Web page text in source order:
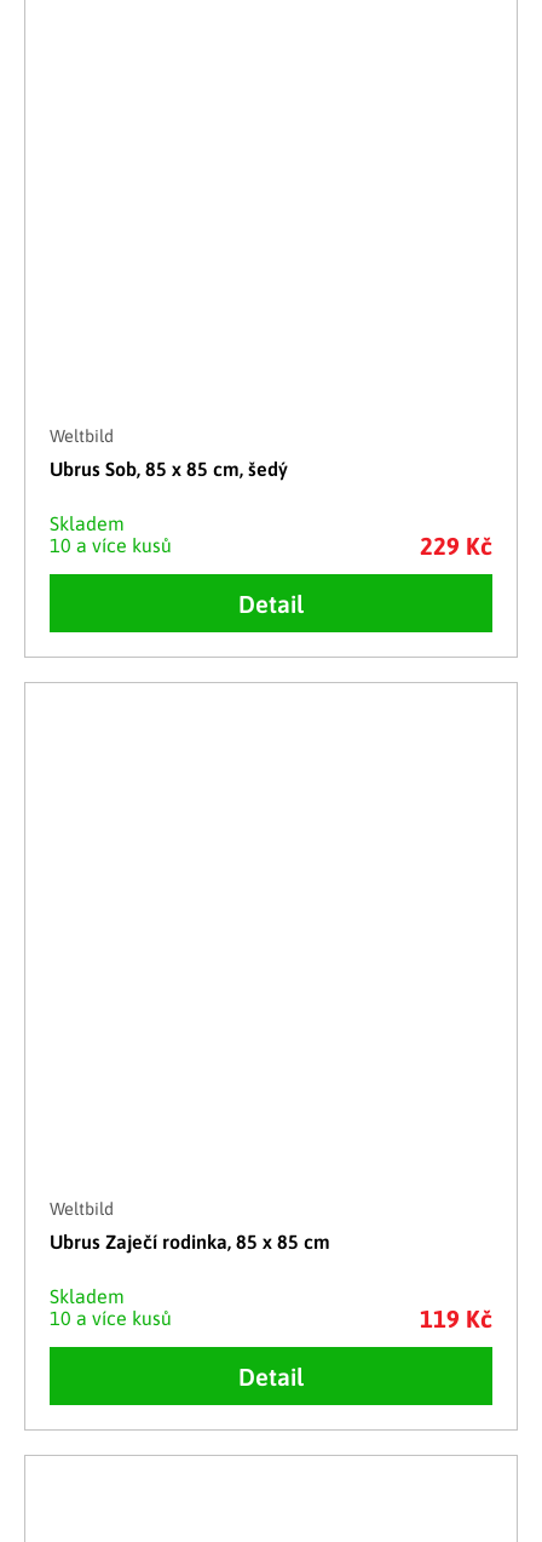
Weltbild
Ubrus Sob, 85 x 85 cm, šedý
Skladem
10 a více kusů
229 Kč
Detail
Weltbild
Ubrus Zaječí rodinka, 85 x 85 cm
Skladem
10 a více kusů
119 Kč
Detail